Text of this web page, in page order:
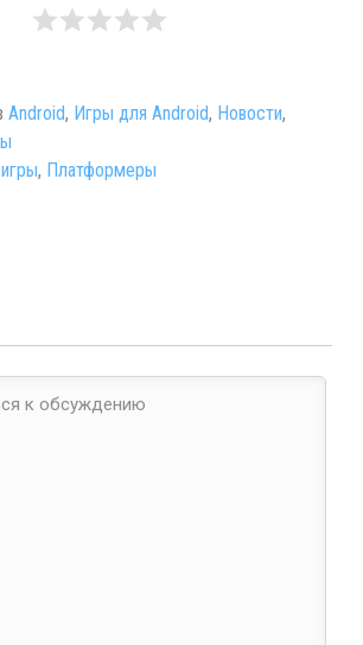
Android, Игры для Android, Новости,
игры, Платформеры